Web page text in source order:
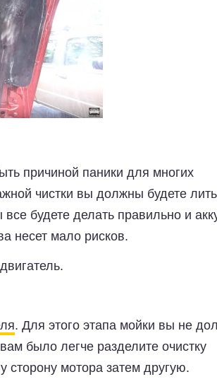
причиной паники для многих
чистки вы должны будете
будете делать правильно и
несет мало рисков.
. Для этого этапа мойки вы не
было легче разделите очистку
сторону мотора затем другую.